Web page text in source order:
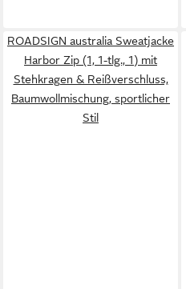
ROADSIGN australia Sweatjacke
Harbor Zip (1, 1-tlg., 1) mit
Stehkragen & Reißverschluss,
Baumwollmischung, sportlicher
Stil